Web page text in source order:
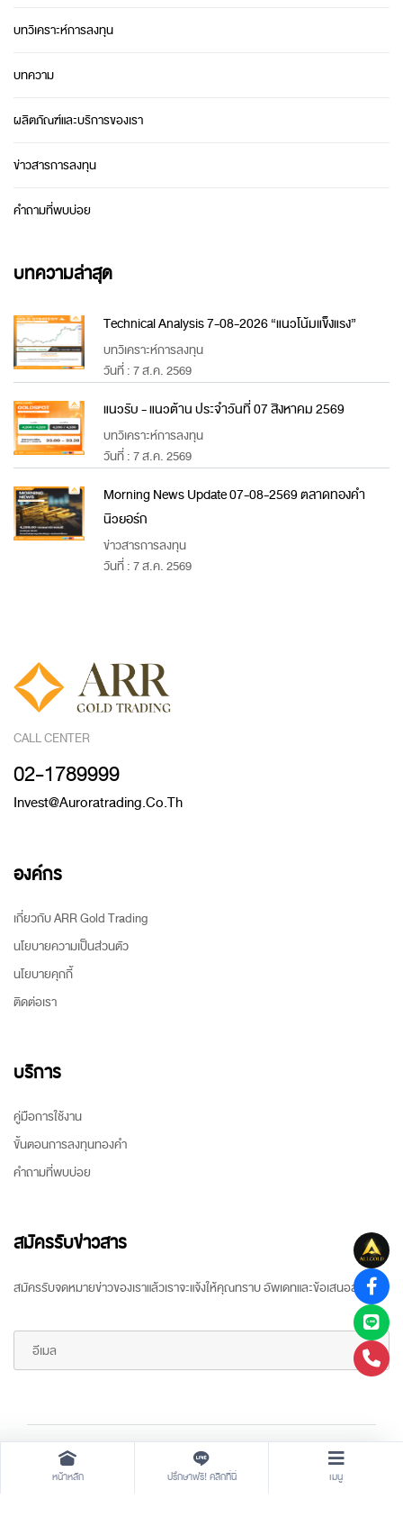
บทวิเคราะห์การลงทุน
บทความ
ผลิตภัณฑ์และบริการของเรา
ข่าวสารการลงทุน
คำถามที่พบบ่อย
บทความล่าสุด
Technical Analysis 7-08-2026 “แนวโน้มแข็งแรง”
บทวิเคราะห์การลงทุน
วันที่ : 7 ส.ค. 2569
แนวรับ - แนวต้าน ประจำวันที่ 07 สิงหาคม 2569
บทวิเคราะห์การลงทุน
วันที่ : 7 ส.ค. 2569
Morning News Update 07-08-2569 ตลาดทองคำ
นิวยอร์ก
ข่าวสารการลงทุน
วันที่ : 7 ส.ค. 2569
CALL CENTER
02-1789999
Invest@auroratrading.co.th
องค์กร
เกี่ยวกับ ARR Gold Trading
นโยบายความเป็นส่วนตัว
นโยบายคุกกี้
ติดต่อเรา
บริการ
คู่มือการใช้งาน
ขั้นตอนการลงทุนทองคำ
คำถามที่พบบ่อย
สมัครรับข่าวสาร
สมัครรับจดหมายข่าวของเราแล้วเราจะแจ้งให้คุณทราบ อัพเดทและข้อเสนอล่าสุด
Copyright © 2026 All rights reserved ARR Gold Trading
หน้าหลัก ปรึกษาฟรี! คลิกที่นี่ เมนู